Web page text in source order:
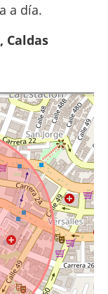
a día.
Caldas